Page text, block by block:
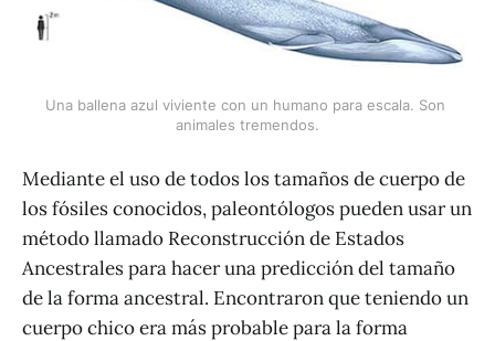
Una ballena azul viviente con un humano para escala. Son
animales tremendos.
Mediante el uso de todos los tamaños de cuerpo de
los fósiles conocidos, paleontólogos pueden usar un
método llamado Reconstrucción de Estados
Ancestrales para hacer una predicción del tamaño
de la forma ancestral. Encontraron que teniendo un
cuerpo chico era más probable para la forma